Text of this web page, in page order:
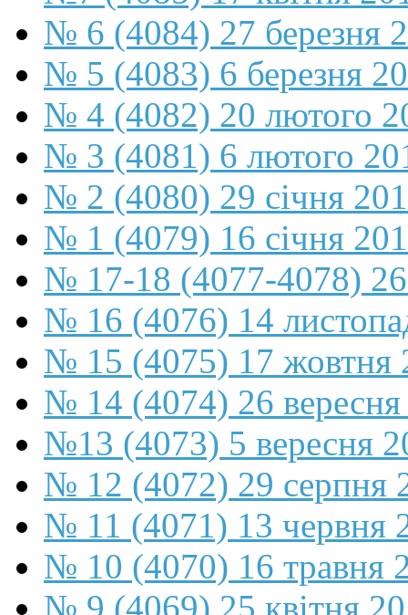
№ 6 (4084) 27 березня
№ 5 (4083) 6 березня
№ 4 (4082) 20 лютого
№ 3 (4081) 6 лютого
№ 2 (4080) 29 січня
№ 1 (4079) 16 січня
№ 17-18 (4077-4078) 26
№ 16 (4076) 14
№ 15 (4075) 17 жовтня
№ 14 (4074) 26
№13 (4073) 5 вересня
№ 12 (4072) 29 серпня
№ 11 (4071) 13 червня
№ 10 (4070) 16 травня